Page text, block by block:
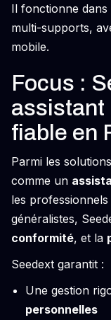
Il fonctionne dans
multi-supports,
mobile.
Focus :
assistant
fiable en
Parmi les
comme un
les
généralistes,
conformité, et la
Seedext garantit :
Une gestion
personnelles